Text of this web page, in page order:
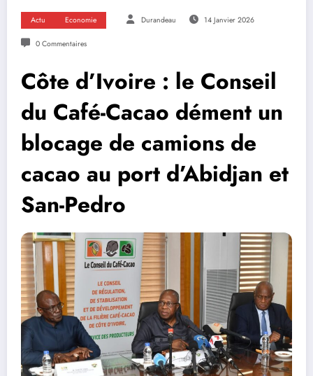
Actu Economie Durandeau 14 Janvier 2026
0 Commentaires
Côte d’Ivoire : le Conseil
du Café-Cacao dément un
blocage de camions de
cacao au port d’Abidjan et
San-Pedro